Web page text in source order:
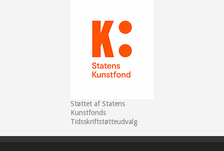
Støttet af Statens
Kunstfonds
Tidsskriftstøtteudvalg